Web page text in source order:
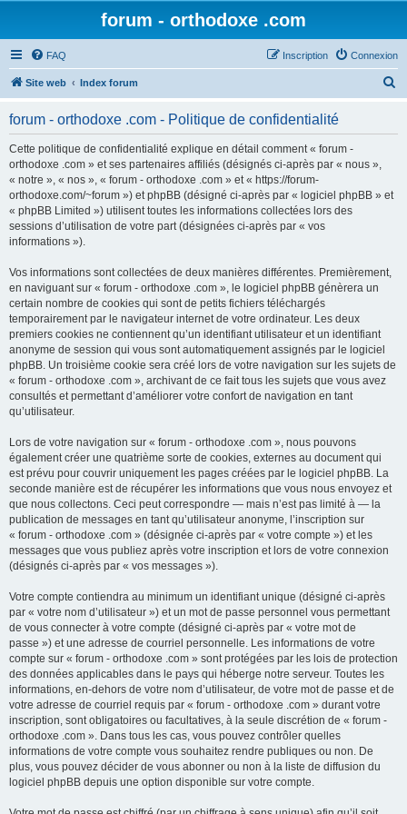
forum - orthodoxe .com
FAQ Connexion
Inscription
Site web Index forum
forum - orthodoxe .com - Politique de confidentialité
Cette politique de confidentialité explique en détail comment « forum -
orthodoxe .com » et ses partenaires affiliés (désignés ci-après par « nous »,
« notre », « nos », « forum - orthodoxe .com » et « https://forum-
orthodoxe.com/~forum ») et phpBB (désigné ci-après par « logiciel phpBB » et
« phpBB Limited ») utilisent toutes les informations collectées lors des
sessions d’utilisation de votre part (désignées ci-après par « vos
informations »).
Vos informations sont collectées de deux manières différentes. Premièrement,
en naviguant sur « forum - orthodoxe .com », le logiciel phpBB génèrera un
certain nombre de cookies qui sont de petits fichiers téléchargés
temporairement par le navigateur internet de votre ordinateur. Les deux
premiers cookies ne contiennent qu’un identifiant utilisateur et un identifiant
anonyme de session qui vous sont automatiquement assignés par le logiciel
phpBB. Un troisième cookie sera créé lors de votre navigation sur les sujets de
« forum - orthodoxe .com », archivant de ce fait tous les sujets que vous avez
consultés et permettant d’améliorer votre confort de navigation en tant
qu’utilisateur.
Lors de votre navigation sur « forum - orthodoxe .com », nous pouvons
également créer une quatrième sorte de cookies, externes au document qui
est prévu pour couvrir uniquement les pages créées par le logiciel phpBB. La
seconde manière est de récupérer les informations que vous nous envoyez et
que nous collectons. Ceci peut correspondre — mais n’est pas limité à — la
publication de messages en tant qu’utilisateur anonyme, l’inscription sur
« forum - orthodoxe .com » (désignée ci-après par « votre compte ») et les
messages que vous publiez après votre inscription et lors de votre connexion
(désignés ci-après par « vos messages »).
Votre compte contiendra au minimum un identifiant unique (désigné ci-après
par « votre nom d’utilisateur ») et un mot de passe personnel vous permettant
de vous connecter à votre compte (désigné ci-après par « votre mot de
passe ») et une adresse de courriel personnelle. Les informations de votre
compte sur « forum - orthodoxe .com » sont protégées par les lois de protection
des données applicables dans le pays qui héberge notre serveur. Toutes les
informations, en-dehors de votre nom d’utilisateur, de votre mot de passe et de
votre adresse de courriel requis par « forum - orthodoxe .com » durant votre
inscription, sont obligatoires ou facultatives, à la seule discrétion de « forum -
orthodoxe .com ». Dans tous les cas, vous pouvez contrôler quelles
informations de votre compte vous souhaitez rendre publiques ou non. De
plus, vous pouvez décider de vous abonner ou non à la liste de diffusion du
logiciel phpBB depuis une option disponible sur votre compte.